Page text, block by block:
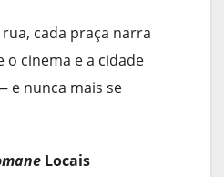
cada praça narra
o cinema e a cidade
e nunca mais se
Locais